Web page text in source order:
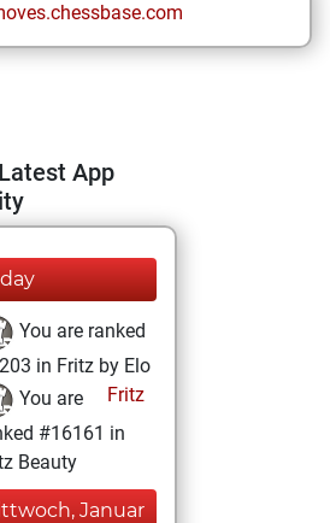
App
You are ranked
in Fritz by Elo
Fritz
You are
#16161 in
Beauty
Januar